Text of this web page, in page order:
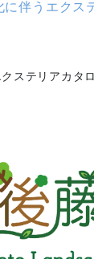
伴うエクス
ステリアカタ